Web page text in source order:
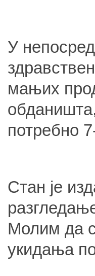
У
мањих
потребно
Стан је
Молим да
укидања